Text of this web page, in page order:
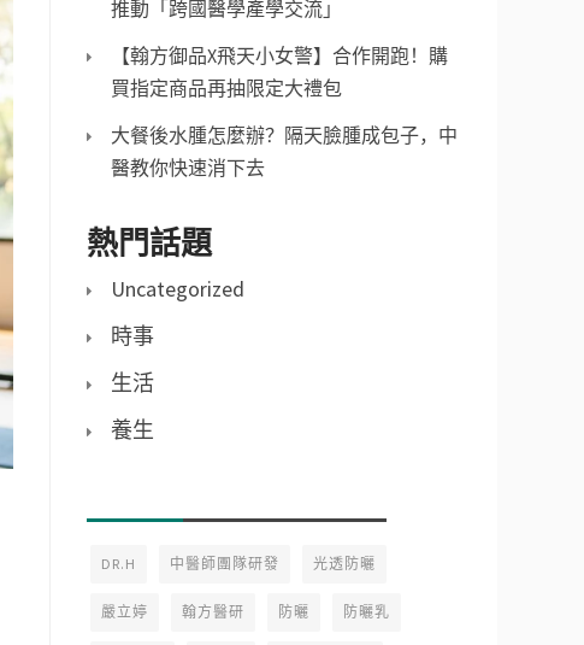
推動「跨國醫學產學交流」
【翰方御品X飛天小女警】合作開跑！購
買指定商品再抽限定大禮包
大餐後水腫怎麼辦？隔天臉腫成包子，中
醫教你快速消下去
熱門話題
Uncategorized
時事
生活
養生
DR.H 中醫師團隊研發 光透防曬
嚴立婷 翰方醫研 防曬 防曬乳